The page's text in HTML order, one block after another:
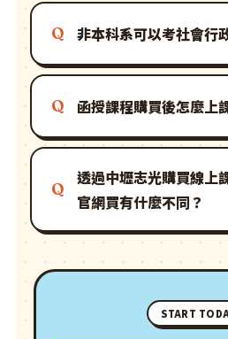
非本科系可以考社會行
函授課程購買後怎麼上
透過中壢志光購買線上
官網買有什麼不同？
START